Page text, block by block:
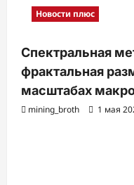
Новости плюс
Спектральная
фрактальная
масштабах
mining_broth 1 мая